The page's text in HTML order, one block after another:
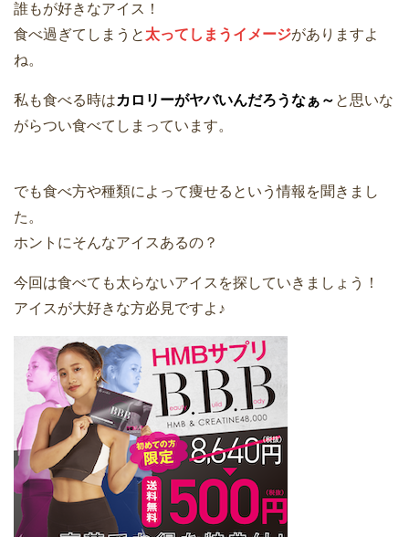
誰もが好きなアイス！
食べ過ぎてしまうと 太ってしまうイメージがありますよ
ね。
私も食べる時はカロリーがヤバいんだろうなぁ～ と思いな
がらつい食べてしまっています。
でも食べ方や種類によって痩せるという情報を聞きまし
た。
ホントにそんなアイスあるの？
今回は食べても太らないアイスを探していきましょう！
アイスが大好きな方必見ですよ♪